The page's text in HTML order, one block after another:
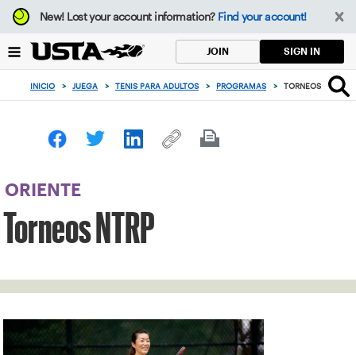
Enfoque
desde
botón
volver
principio
New!Lost your account information? Find your account!
JOIN SIGN IN
INICIO > JUEGA > TENIS PARA ADULTOS > PROGRAMAS > TORNEOS NTRP
ORIENTE
Torneos NTRP